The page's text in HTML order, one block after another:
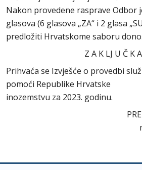
Nakon provedene rasprave Odbor
glasova (6 glasova „ZA“ i 2 glasa
predložiti Hrvatskome saboru
Z A K LJ U Č K A
Prihvaća se Izvješće o provedbi
pomoći Republike Hrvatske
inozemstvu za 2023. godinu.